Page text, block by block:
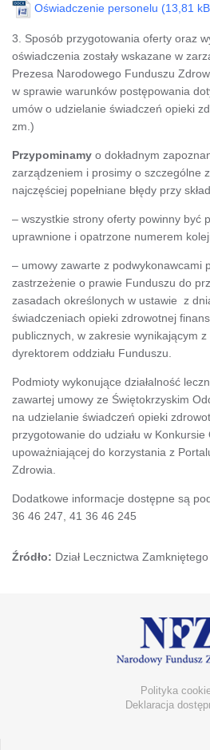
Oświadczenie personelu
3. Sposób przygotowania oferty oraz
oświadczenia zostały wskazane w
Prezesa Narodowego Funduszu
w sprawie warunków postępowania
umów o udzielanie świadczeń opieki
zm.)
Przypominamy o dokładnym
zarządzeniem i prosimy o szczególne
najczęściej popełniane błędy przy
– wszystkie strony oferty powinny być
uprawnione i opatrzone numerem
– umowy zawarte z podwykonawcami
zastrzeżenie o prawie Funduszu do
zasadach określonych w ustawie z
świadczeniach opieki zdrowotnej
publicznych, w zakresie wynikającym
dyrektorem oddziału Funduszu.
Podmioty wykonujące działalność
zawartej umowy ze Świętokrzyskim
na udzielanie świadczeń opieki
przygotowanie do udziału w
upoważniającej do korzystania z
Zdrowia.
Dodatkowe informacje dostępne są
36 46 247, 41 36 46 245
Źródło: Dział Lecznictwa Zamkniętego
Polityka
Deklaracja